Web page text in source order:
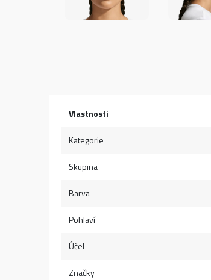
Vlastnosti
Kategorie
Skupina
Barva
Pohlaví
Účel
Značky